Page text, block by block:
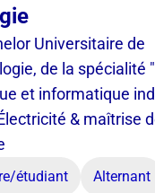
Universitaire de
de la spécialité
et informatique
& maîtrise
étudiant Alternant